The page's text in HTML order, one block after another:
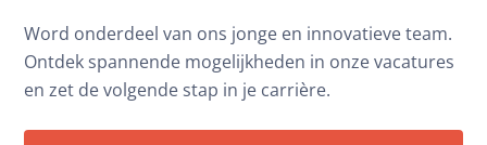
Word onderdeel van ons jonge en innovatieve team.
Ontdek spannende mogelijkheden in onze vacatures
en zet de volgende stap in je carrière.